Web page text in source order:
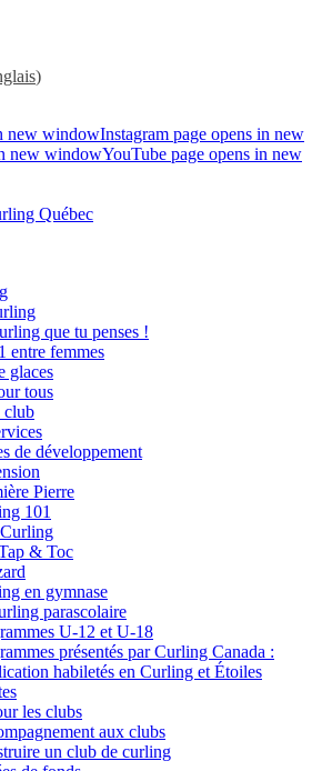
)
new windowInstagram page opens in new
new windowYouTube page opens in new
que tu penses !
entre femmes
glaces
tous
club
de développement
Pierre
101
& Toc
en gymnase
parascolaire
U-12 et U-18
présentés par Curling Canada :
habiletés en Curling et Étoiles
les clubs
aux clubs
un club de curling